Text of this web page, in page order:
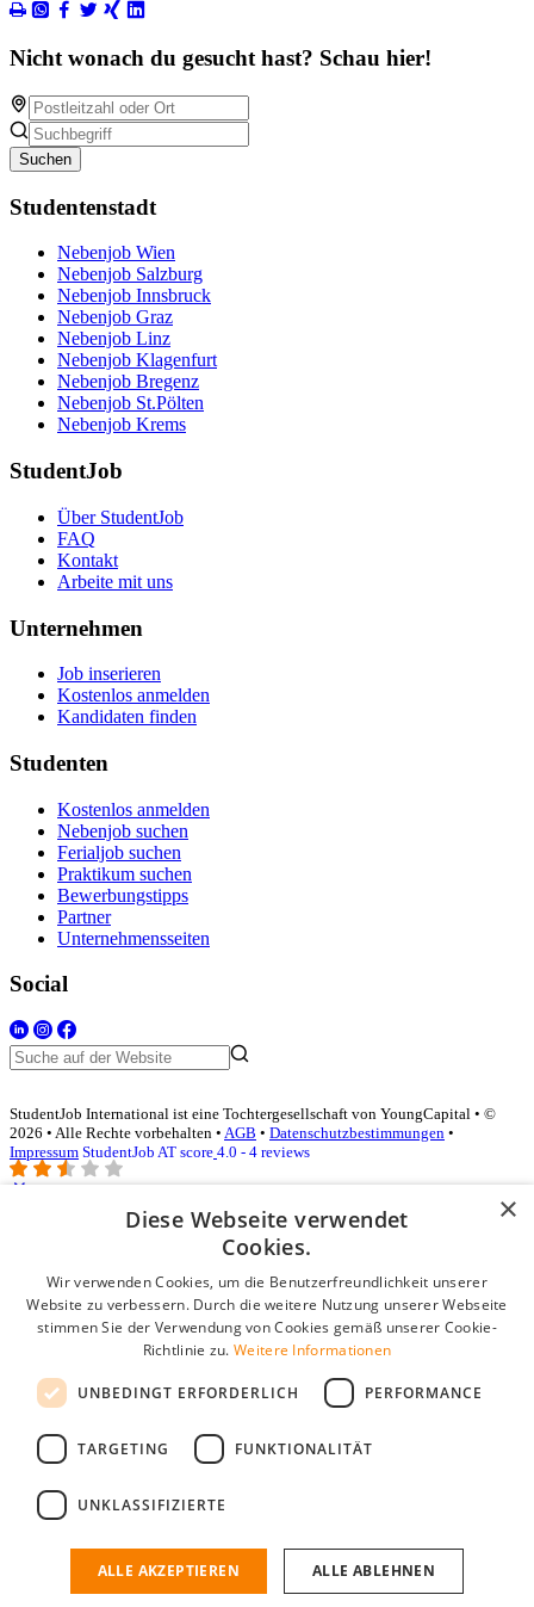
Nicht wonach du gesucht hast? Schau hier!
Suchen
Studentenstadt
Nebenjob Wien
Nebenjob Salzburg
Nebenjob Innsbruck
Nebenjob Graz
Nebenjob Linz
Nebenjob Klagenfurt
Nebenjob Bregenz
Nebenjob St.Pölten
Nebenjob Krems
StudentJob
Über StudentJob
FAQ
Kontakt
Arbeite mit uns
Unternehmen
Job inserieren
Kostenlos anmelden
Kandidaten finden
Studenten
Kostenlos anmelden
Nebenjob suchen
Ferialjob suchen
Praktikum suchen
Bewerbungstipps
Partner
Unternehmensseiten
Social
StudentJob International ist eine Tochtergesellschaft von YoungCapital • ©
2026 • Alle Rechte vorbehalten • AGB • Datenschutzbestimmungen •
Impressum StudentJob AT score 4.0 - 4 reviews
Login für Unternehmen
E-Mail*
Passwort
Angemeldet bleiben
Passwort vergessen?
Kostenloses Unternehmensprofil
Wenn Sie sich registriert haben, können Sie ein Unternehmensprofil
passenden Mitarbeiter zu finden.
×
Diese Webseite verwendet
Cookies.
Wir verwenden Cookies, um die Benutzerfreundlichkeit unserer
Website zu verbessern. Durch die weitere Nutzung unserer Webseite
stimmen Sie der Verwendung von Cookies gemäß unserer Cookie-
Richtlinie zu. Weitere Informationen
UNBEDINGT ERFORDERLICH PERFORMANCE
TARGETING FUNKTIONALITÄT
UNKLASSIFIZIERTE
ALLE AKZEPTIEREN ALLE ABLEHNEN